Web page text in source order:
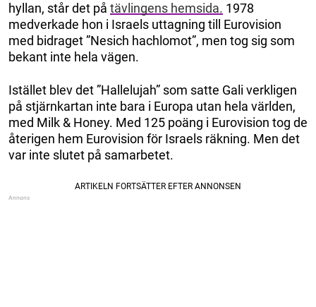
hyllan, står det på tävlingens hemsida. 1978
medverkade hon i Israels uttagning till Eurovision
med bidraget ”Nesich hachlomot”, men tog sig som
bekant inte hela vägen.
Istället blev det ”Hallelujah” som satte Gali verkligen
på stjärnkartan inte bara i Europa utan hela världen,
med Milk & Honey. Med 125 poäng i Eurovision tog de
återigen hem Eurovision för Israels räkning. Men det
var inte slutet på samarbetet.